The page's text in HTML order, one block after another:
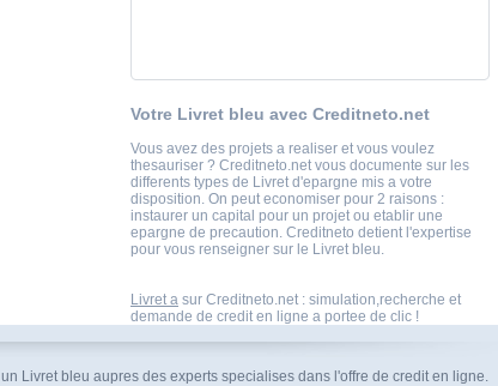
Votre Livret bleu avec Creditneto.net
Vous avez des projets a realiser et vous voulez
thesauriser ? Creditneto.net vous documente sur les
differents types de Livret d'epargne mis a votre
disposition. On peut economiser pour 2 raisons :
instaurer un capital pour un projet ou etablir une
epargne de precaution. Creditneto detient l'expertise
pour vous renseigner sur le Livret bleu.
Livret a sur Creditneto.net : simulation,recherche et
demande de credit en ligne a portee de clic !
Livret bleu aupres des experts specialises dans l'offre de credit en ligne.